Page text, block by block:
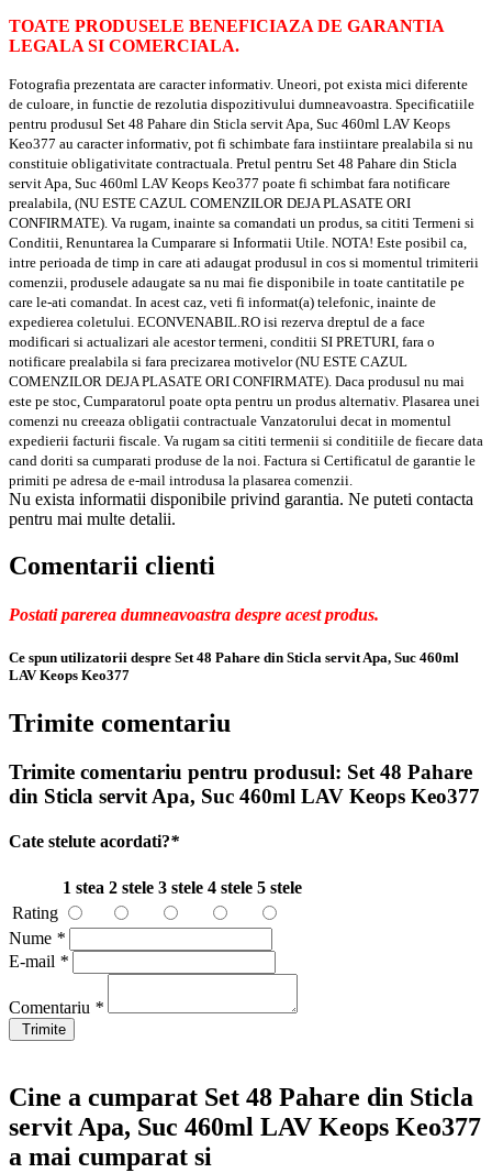
TOATE PRODUSELE BENEFICIAZA DE GARANTIA
LEGALA SI COMERCIALA.
Fotografia prezentata are caracter informativ. Uneori, pot exista mici diferente
de culoare, in functie de rezolutia dispozitivului dumneavoastra. Specificatiile
pentru produsul Set 48 Pahare din Sticla servit Apa, Suc 460ml LAV Keops
Keo377 au caracter informativ, pot fi schimbate fara instiintare prealabila si nu
constituie obligativitate contractuala. Pretul pentru Set 48 Pahare din Sticla
servit Apa, Suc 460ml LAV Keops Keo377 poate fi schimbat fara notificare
prealabila, (NU ESTE CAZUL COMENZILOR DEJA PLASATE ORI
CONFIRMATE). Va rugam, inainte sa comandati un produs, sa cititi Termeni si
Conditii, Renuntarea la Cumparare si Informatii Utile. NOTA! Este posibil ca,
intre perioada de timp in care ati adaugat produsul in cos si momentul trimiterii
comenzii, produsele adaugate sa nu mai fie disponibile in toate cantitatile pe
care le-ati comandat. In acest caz, veti fi informat(a) telefonic, inainte de
expedierea coletului. ECONVENABIL.RO isi rezerva dreptul de a face
modificari si actualizari ale acestor termeni, conditii SI PRETURI, fara o
notificare prealabila si fara precizarea motivelor (NU ESTE CAZUL
COMENZILOR DEJA PLASATE ORI CONFIRMATE). Daca produsul nu mai
este pe stoc, Cumparatorul poate opta pentru un produs alternativ. Plasarea unei
comenzi nu creeaza obligatii contractuale Vanzatorului decat in momentul
expedierii facturii fiscale. Va rugam sa cititi termenii si conditiile de fiecare data
cand doriti sa cumparati produse de la noi. Factura si Certificatul de garantie le
primiti pe adresa de e-mail introdusa la plasarea comenzii.
Nu exista informatii disponibile privind garantia. Ne puteti contacta
pentru mai multe detalii.
Comentarii clienti
Postati parerea dumneavoastra despre acest produs.
Ce spun utilizatorii despre Set 48 Pahare din Sticla servit Apa, Suc 460ml
LAV Keops Keo377
Trimite comentariu
Trimite comentariu pentru produsul: Set 48 Pahare
din Sticla servit Apa, Suc 460ml LAV Keops Keo377
Cate stelute acordati?*
1 stea 2 stele 3 stele 4 stele 5 stele
Rating
Nume *
E-mail *
Comentariu *
Trimite
Cine a cumparat Set 48 Pahare din Sticla
servit Apa, Suc 460ml LAV Keops Keo377
a mai cumparat si